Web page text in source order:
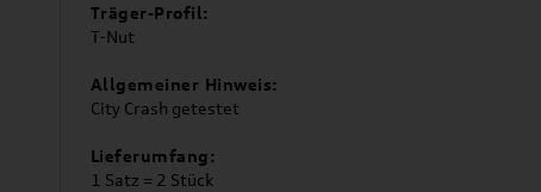
Träger-Profil:
T-Nut
Allgemeiner Hinweis:
City Crash getestet
Lieferumfang:
1 Satz = 2 Stück